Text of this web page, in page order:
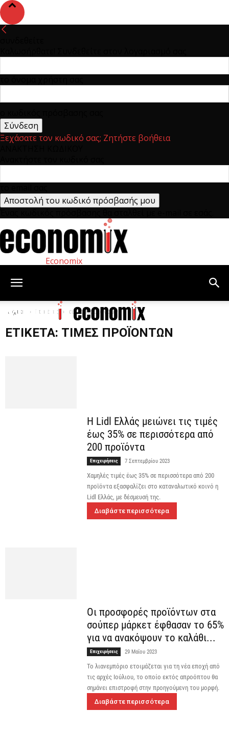
Ξεχάσατε τον κωδικό σας; Ζητήστε βοήθεια
Economix
Αρχική Ετικέτες τιμές προϊόντων
ΕΤΙΚΈΤΑ: ΤΙΜΈΣ ΠΡΟΪΌΝΤΩΝ
Η Lidl Ελλάς μειώνει τις τιμές
έως 35% σε περισσότερα από
200 προϊόντα
Επιχειρήσεις 7 Σεπτεμβρίου 2023
Χαμηλές τιμές έως 35% σε περισσότερα από 200
προϊόντα εξασφαλίζει στο καταναλωτικό κοινό η
Lidl Ελλάς, με δέσμευσή της.
Διαβάστε περισσότερα
Οι προσφορές προϊόντων στα
σούπερ μάρκετ έφθασαν το 65%
για να ανακόψουν το καλάθι...
Επιχειρήσεις 29 Μαΐου 2023
Το λιανεμπόριο ετοιμάζεται για τη νέα εποχή από
τις αρχές Ιούλιου, το οποίο εκτός απροόπτου θα
σημάνει επιστροφή στην προηγούμενη του μορφή.
Διαβάστε περισσότερα